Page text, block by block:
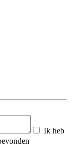
Ik heb